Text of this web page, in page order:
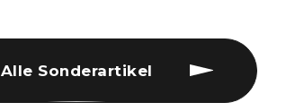
Alle Sonderartikel